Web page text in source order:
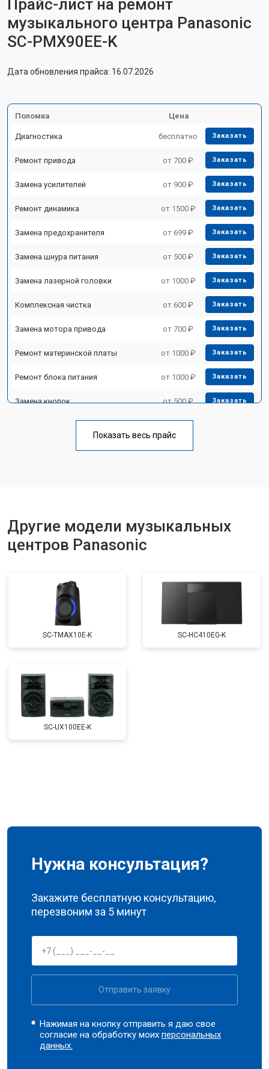
Прайс-лист на ремонт
музыкального центра Panasonic
SC-PMX90EE-K
Дата обновления прайса: 16.07.2026
Поломка Цена
Диагностика бесплатно Заказать
Ремонт привода от 700 ₽ Заказать
Замена усилителей от 900 ₽ Заказать
Ремонт динамика от 1500 ₽ Заказать
Замена предохранителя от 699 ₽ Заказать
Замена шнура питания от 500 ₽ Заказать
Замена лазерной головки от 1000 ₽ Заказать
Комплексная чистка от 600 ₽ Заказать
Замена мотора привода от 700 ₽ Заказать
Ремонт материнской платы от 1000 ₽ Заказать
Ремонт блока питания от 1000 ₽ Заказать
Замена кнопок от 500 ₽ Заказать
Показать весь прайс
Другие модели музыкальных
центров Panasonic
SC-TMAX10E-K SC-HC410EG-K
SC-UX100EE-K
Нужна консультация?
Закажите бесплатную консультацию,
перезвоним за 5 минут
Отправить заявку
Нажимая на кнопку отправить я даю свое
согласие на обработку моихперсональных
данных.